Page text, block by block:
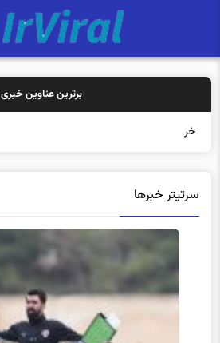
برترین عناوین خبری
خرید بیمه: سنتی یا آنلاین؟ ک
سرتیتر خبرها